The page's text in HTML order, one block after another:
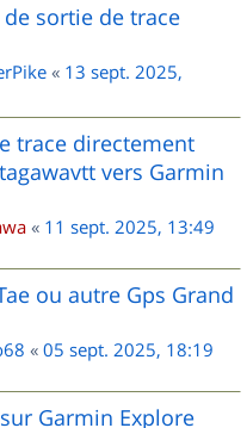
sortie de trace
« 13 sept. 2025,
trace directement
vers Garmin
« 11 sept. 2025, 13:49
ou autre Gps Grand
« 05 sept. 2025, 18:19
Garmin Explore